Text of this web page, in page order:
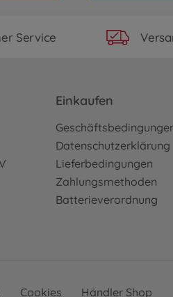
Service
Einkaufen
Datenschutzerklärung
Lieferbedingungen
Zahlungsmethoden
Batterieverordnung
Cookies Händler Shop